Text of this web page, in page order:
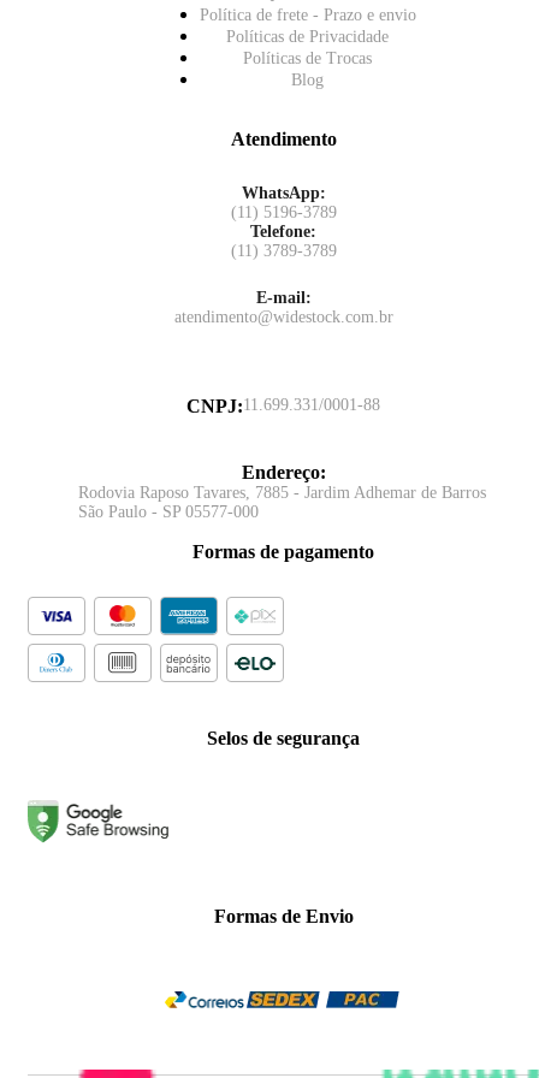
Política de frete - Prazo e envio
Políticas de Privacidade
Políticas de Trocas
Blog
Atendimento
WhatsApp:
(11) 5196-3789
Telefone:
(11) 3789-3789
E-mail:
atendimento@widestock.com.br
CNPJ:11.699.331/0001-88
Endereço:
Rodovia Raposo Tavares, 7885 - Jardim Adhemar de Barros
São Paulo - SP 05577-000
Formas de pagamento
Selos de segurança
Formas de Envio